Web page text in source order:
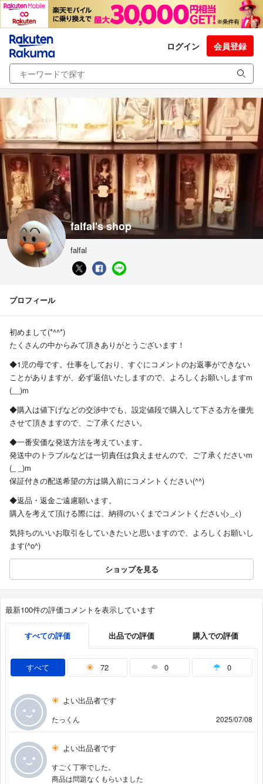
ログイン 会員登録
falfal's shop
falfal
プロフィール
初めまして(*^^*)
たくさんの中からみて頂きありがとうございます！
◆1児の母です。仕事をしており、すぐにコメントのお返事ができない
ことがありますが、必ず返信いたしますので、よろしくお願いしますm
(__)m
◆購入は値下げなどの交渉中でも、設定値段で購入して下さる方を優先
させて頂きますので、ご了承ください。
◆一番安価な発送方法を考えています。
発送中のトラブルなどは一切責任は負えませんので、ご了承くださいm
(_ _)m
保証付きの配送希望の方は購入前にコメントください(^^)
◆返品・返金ご遠慮願います。
購入を考えて頂ける際には、納得のいくまでコメントください(>_<)
気持ちのいいお取引をしていきたいと思いますので、よろしくお願いし
ます(^o^)
ショップを見る
最新100件の評価コメントを表示しています
すべての評価 出品での評価 購入での評価
すべて 72 0 0
よい出品者です
たっくん 2025/07/08
よい出品者です
すごく丁寧でした。
商品は問題なくもらいました